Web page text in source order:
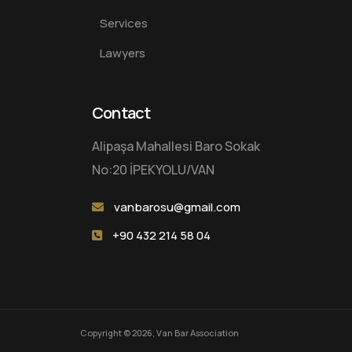
Services
Lawyers
Contact
Alipaşa Mahallesi Baro Sokak
No:20 İPEKYOLU/VAN
vanbarosu@gmail.com
+90 432 214 58 04
Copyright © 2026, Van Bar Association